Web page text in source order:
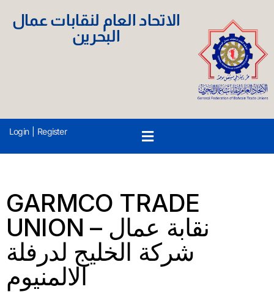
الاتحاد العام لنقابات عمال
البحرين
Login Register
GARMCO TRADE
UNION – نقابة عمال
شركة الخليج لدرفلة
الالمنيوم